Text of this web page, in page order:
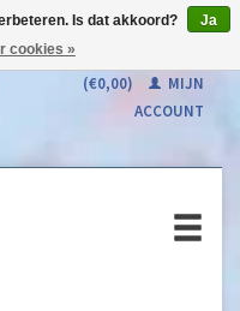
(€0,00)
MIJN
ACCOUNT
Is dat akkoord?
Ja
cookies »